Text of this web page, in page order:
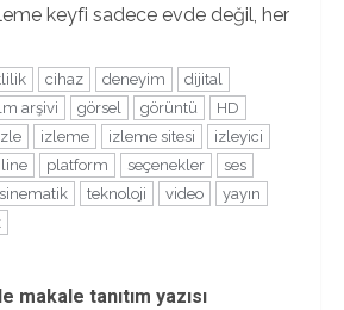
keyfi sadece evde değil, her
cihaz deneyim
dijital
arşivi görsel görüntü
HD
izleme izleme sitesi
izleyici
platform seçenekler
ses
sinematik teknoloji video
yayın
makale tanıtım yazısı